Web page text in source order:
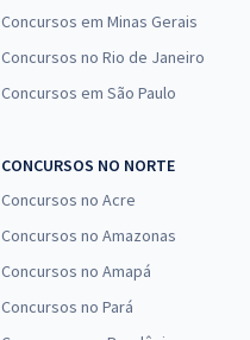
Concursos em Minas Gerais
Concursos no Rio de Janeiro
Concursos em São Paulo
CONCURSOS NO NORTE
Concursos no Acre
Concursos no Amazonas
Concursos no Amapá
Concursos no Pará